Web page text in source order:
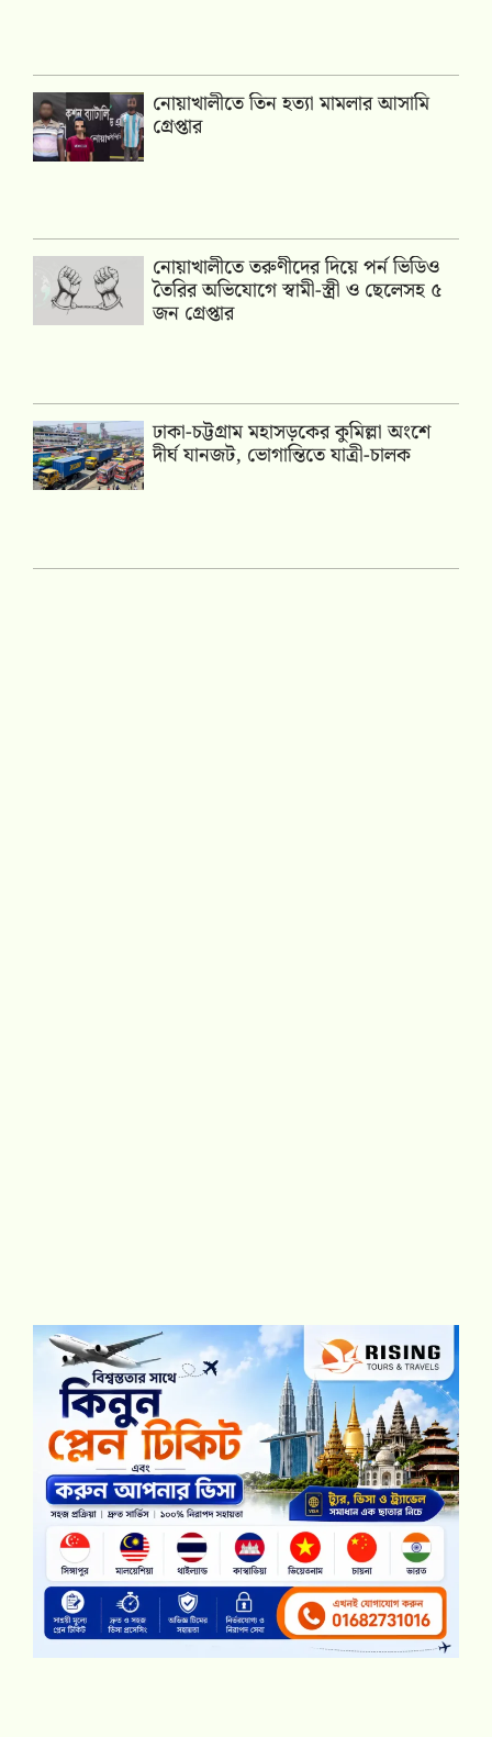
নোয়াখালীতে তিন হত্যা মামলার আসামি
গ্রেপ্তার
নোয়াখালীতে তরুণীদের দিয়ে পর্ন ভিডিও
তৈরির অভিযোগে স্বামী-স্ত্রী ও ছেলেসহ ৫
জন গ্রেপ্তার
ঢাকা-চট্টগ্রাম মহাসড়কের কুমিল্লা অংশে
দীর্ঘ যানজট, ভোগান্তিতে যাত্রী-চালক